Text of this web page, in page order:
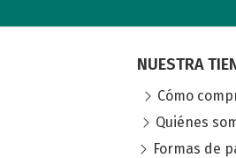
NUESTRA
Cómo
Quiénes
Formas de